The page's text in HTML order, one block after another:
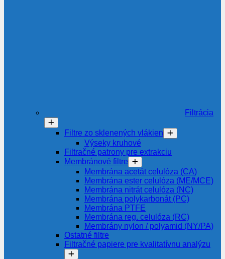
Filtrácia
Filtre zo sklenených vlákien
Výseky kruhové
Filtračné patrony pre extrakciu
Membránové filtre
Membrána acetát celulóza (CA)
Membrána ester celulóza (ME/MCE)
Membrána nitrát celulóza (NC)
Membrána polykarbonát (PC)
Membrána PTFE
Membrána reg. celulóza (RC)
Membrány nylon / polyamid (NY/PA)
Ostatné filtre
Filtračné papiere pre kvalitatívnu analýzu